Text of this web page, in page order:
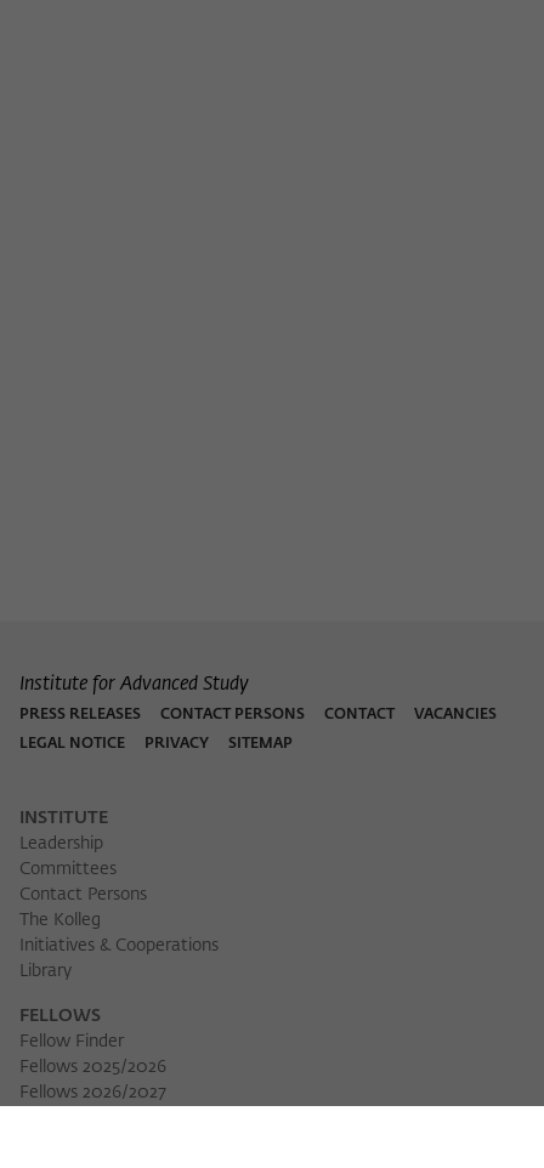
Institute for Advanced Study
PRESS RELEASES CONTACT PERSONS CONTACT
VACANCIES
LEGAL NOTICE
PRIVACY SITEMAP
INSTITUTE
Leadership
Committees
Contact Persons
The Kolleg
Initiatives & Cooperations
Library
FELLOWS
Fellow Finder
Fellows 2025/2026
Fellows 2026/2027